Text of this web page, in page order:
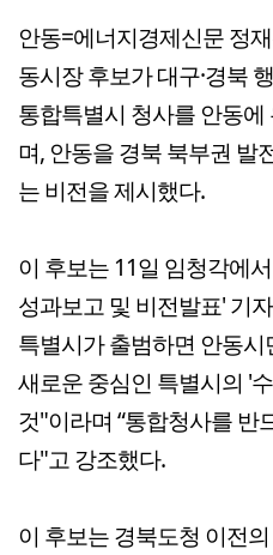
안동=에너지경제신문 정
동시장 후보가 대구·경북
통합특별시 청사를 안동
며, 안동을 경북 북부권 발
는 비전을 제시했다.
이 후보는 11일 임청각에
성과보고 및 비전발표' 기
특별시가 출범하면 안동
새로운 중심인 특별시의 '
것"이라며 “통합청사를 반
다"고 강조했다.
이 후보는 경북도청 이전